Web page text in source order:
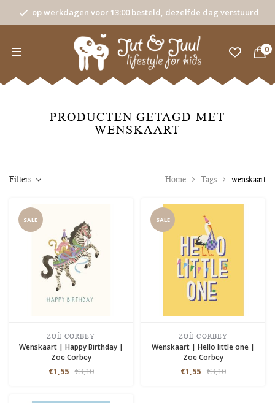
op werkdagen voor 13:00 besteld, dezelfde dag verstuurd
0
PRODUCTEN GETAGD MET
WENSKAART
Filters Home Tags wenskaart
SALE
ZOË CORBEY
Wenskaart | Happy Birthday |
Zoe Corbey
€1,55 €3,10
SALE
ZOË CORBEY
Wenskaart | Hello little one |
Zoe Corbey
€1,55 €3,10